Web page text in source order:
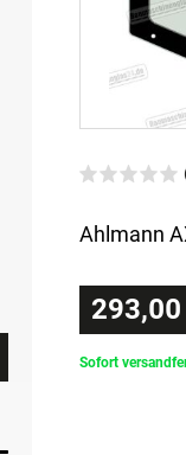
Ahlmann
293,00
Sofort